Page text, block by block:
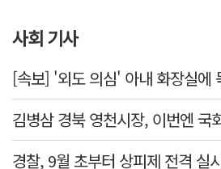
사회 기사